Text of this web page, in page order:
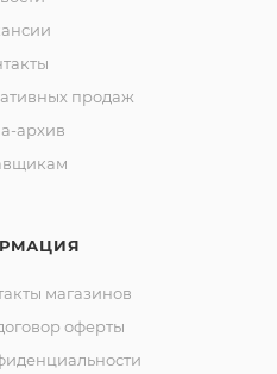
продаж
архив
магазинов
оферты